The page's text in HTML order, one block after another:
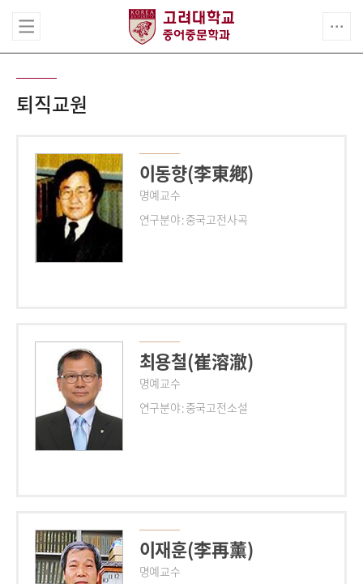
퇴직교원
이동향(李東鄕)
명예교수
연구분야 : 중국고전사곡
최용철(崔溶澈)
명예교수
연구분야 : 중국고전소설
이재훈(李再薰)
명예교수